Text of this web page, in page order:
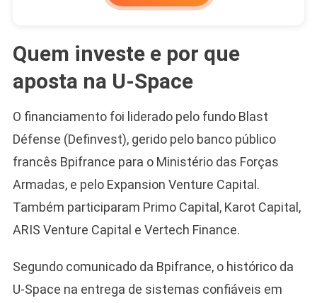
Quem investe e por que
aposta na U-Space
O financiamento foi liderado pelo fundo Blast
Défense (Definvest), gerido pelo banco público
francês Bpifrance para o Ministério das Forças
Armadas, e pelo Expansion Venture Capital.
Também participaram Primo Capital, Karot Capital,
ARIS Venture Capital e Vertech Finance.
Segundo comunicado da Bpifrance, o histórico da
U-Space na entrega de sistemas confiáveis em